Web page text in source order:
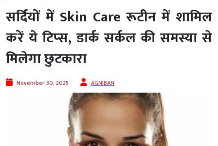
सर्दियों में Skin Care रूटीन में शामिल
करें ये टिप्‍स, डार्क सर्कल की समस्‍या से
मिलेगा छुटकारा
November 30, 2025 AGNIBAN